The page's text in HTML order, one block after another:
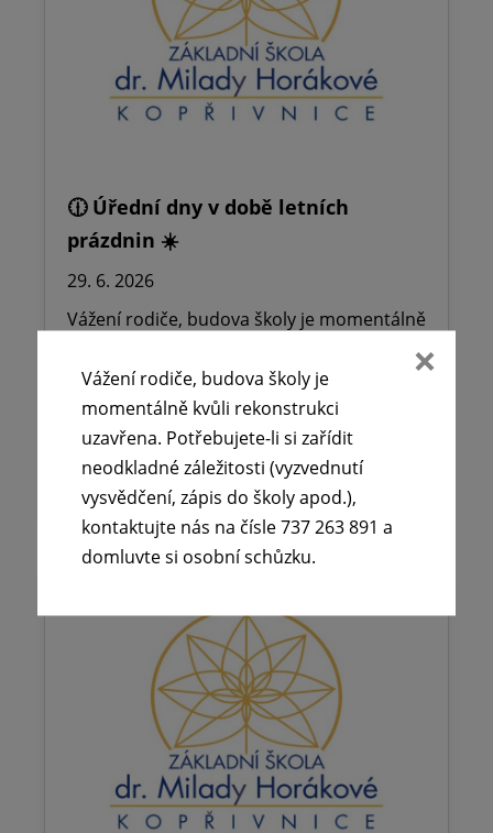
🕧 Úřední dny v době letních
prázdnin ☀️
29. 6. 2026
Vážení rodiče, budova školy je momentálně
si zařídit neodkladné záležitosti
(vyzvednutí…
Číst více
Vážení rodiče, budova školy je
momentálně kvůli rekonstrukci
uzavřena. Potřebujete-li si zařídit
neodkladné záležitosti (vyzvednutí
vysvědčení, zápis do školy apod.),
kontaktujte nás na čísle 737 263 891 a
domluvte si osobní schůzku.